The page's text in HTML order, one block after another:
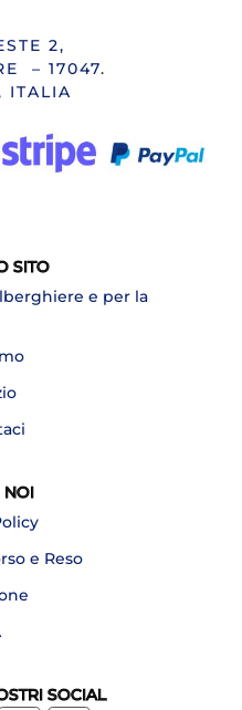
2,
– 17047.
ITALIA
SITO
e per la
NOI
e Reso
SOCIAL